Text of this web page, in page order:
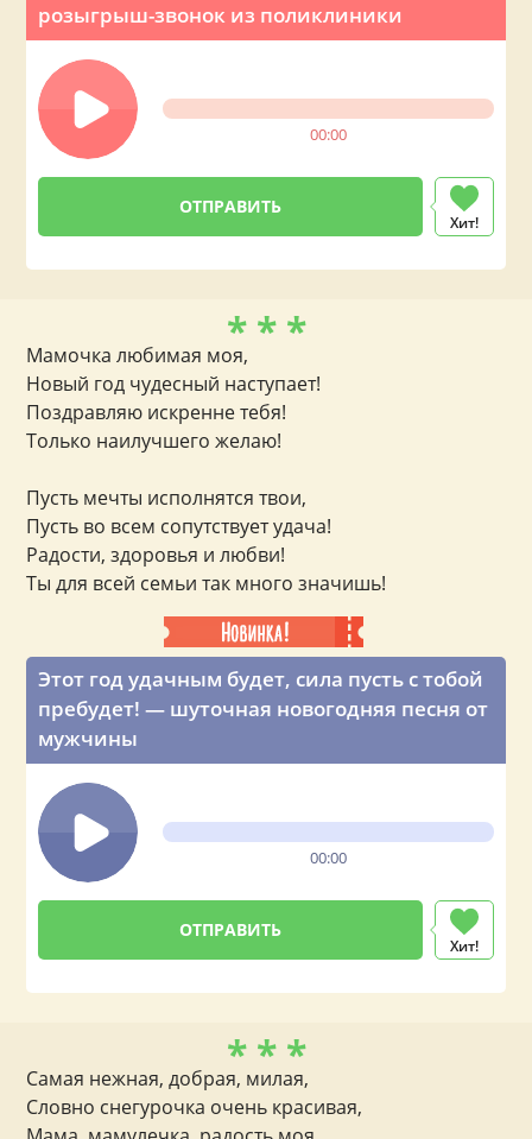
розыгрыш-звонок из поликлиники
00:00
Хит!
Этот год удачным будет, сила пусть с тобой
пребудет! — шуточная новогодняя песня от
мужчины
00:00
Хит!
* * *
Мамочка любимая моя,
Новый год чудесный наступает!
Поздравляю искренне тебя!
Только наилучшего желаю!
Пусть мечты исполнятся твои,
Пусть во всем сопутствует удача!
Радости, здоровья и любви!
Ты для всей семьи так много значишь!
* * *
Самая нежная, добрая, милая,
Словно снегурочка очень красивая,